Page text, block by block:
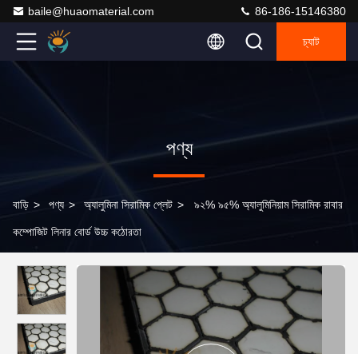
baile@huaomaterial.com 86-186-15146380
চ্যাট
পণ্য
বাড়ি > পণ্য > অ্যালুমিনা সিরামিক প্লেট > ৯২% ৯৫% অ্যালুমিনিয়াম সিরামিক রাবার
কম্পোজিট লিনার বোর্ড উচ্চ কঠোরতা